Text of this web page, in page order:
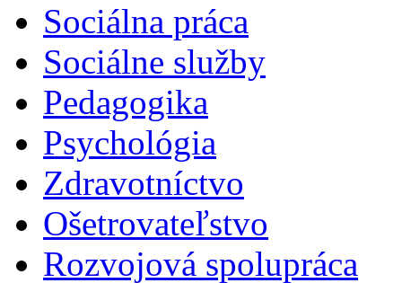
Sociálna práca
Sociálne služby
Pedagogika
Psychológia
Zdravotníctvo
Ošetrovateľstvo
Rozvojová spolupráca